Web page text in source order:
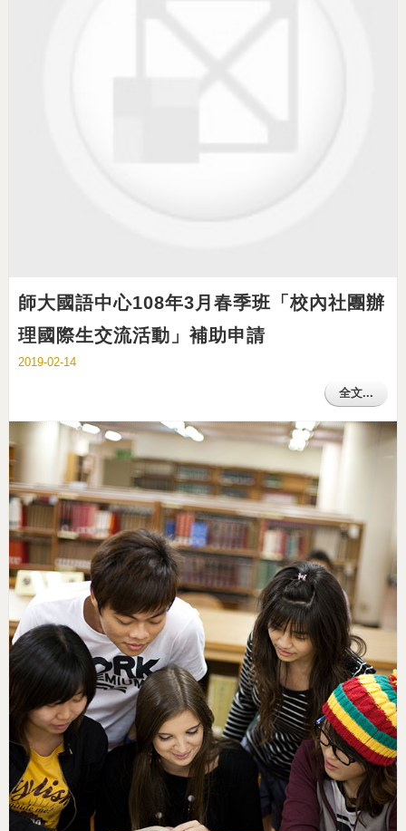
師大國語中心108年3月春季班「校內社團辦
理國際生交流活動」補助申請
2019-02-14
全文...